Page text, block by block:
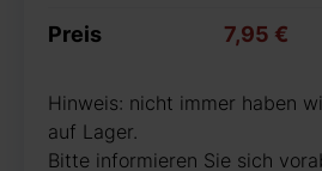
Preis 7,95 €
Hinweis: nicht immer haben
auf Lager.
Bitte informieren Sie sich